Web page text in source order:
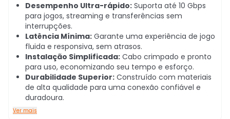
Desempenho Ultra-rápido: Suporta até 10 Gbps
para jogos, streaming e transferências sem
interrupções.
Latência Mínima: Garante uma experiência de jogo
fluida e responsiva, sem atrasos.
Instalação Simplificada: Cabo crimpado e pronto
para uso, economizando seu tempo e esforço.
Durabilidade Superior: Construído com materiais
de alta qualidade para uma conexão confiável e
duradoura.
Ver mais